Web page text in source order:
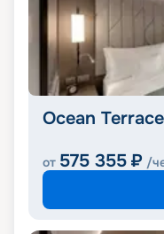
Ocean
от 575 355 ₽ /